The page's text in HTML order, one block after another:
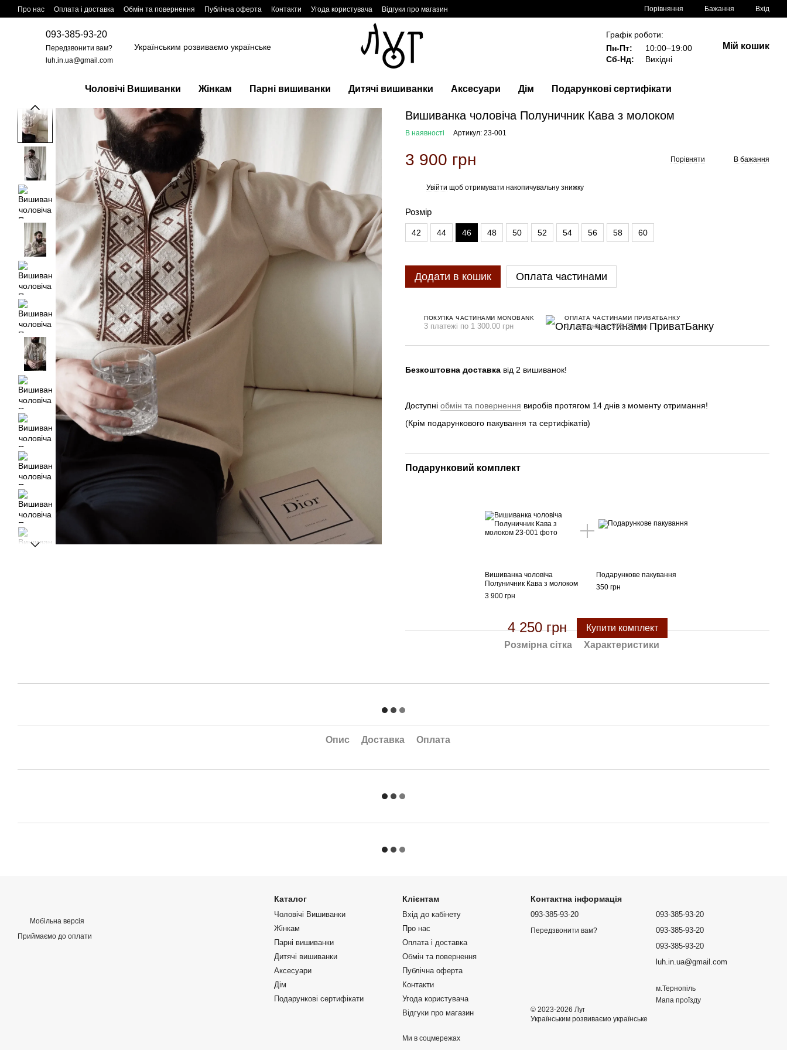
Перейти до основного контенту
Про нас Оплата і доставка Обмін та повернення Публічна оферта Контакти Угода користувача Відгуки про магазин Порівняння Бажання Вхід
093-385-93-20
Передзвонити вам?
luh.in.ua@gmail.com
Українським розвиваємо українське
Графік роботи:
Пн-Пт:
10:00–19:00
Сб-Нд:
Вихідні
Мій кошик
Чоловічі Вишиванки Жінкам Парні вишиванки Дитячі вишиванки Аксесуари Дім Подарункові сертифікати
Вишиванка чоловіча Полуничник Кава з молоком
В наявності Артикул: 23-001
3 900 грн Порівняти В бажання
Увійти щоб отримувати накопичувальну знижку
Розмір
42 44 46 48 50 52 54 56 58 60
Додати в кошик Оплата частинами
ПОКУПКА ЧАСТИНАМИ MONOBANK
3 платежі по 1 300.00 грн
ОПЛАТА ЧАСТИНАМИ ПРИВАТБАНКУ
4 платежі по 975.00 грн
Безкоштовна доставка від 2 вишиванок!
Доступні обмін та повернення виробів протягом 14 днів з моменту отримання!
(Крім подарункового пакування та сертифікатів)
Подарунковий комплект
Вишиванка чоловіча
Полуничник Кава з молоком
3 900 грн
Подарункове пакування
350 грн
4 250 грн
Купити комплект
Розмірна сітка
Характеристики
Опис Доставка Оплата
Мобільна версія
Приймаємо до оплати
Каталог
Чоловічі Вишиванки
Жінкам
Парні вишиванки
Дитячі вишиванки
Аксесуари
Дім
Подарункові сертифікати
Клієнтам
Вхід до кабінету
Про нас
Оплата і доставка
Обмін та повернення
Публічна оферта
Контакти
Угода користувача
Відгуки про магазин
Ми в соцмережах
Контактна інформація
093-385-93-20
Передзвонити вам?
093-385-93-20
093-385-93-20
093-385-93-20
luh.in.ua@gmail.com
м.Тернопіль
Мапа проїзду
© 2023-2026 Луг
Українським розвиваємо українське